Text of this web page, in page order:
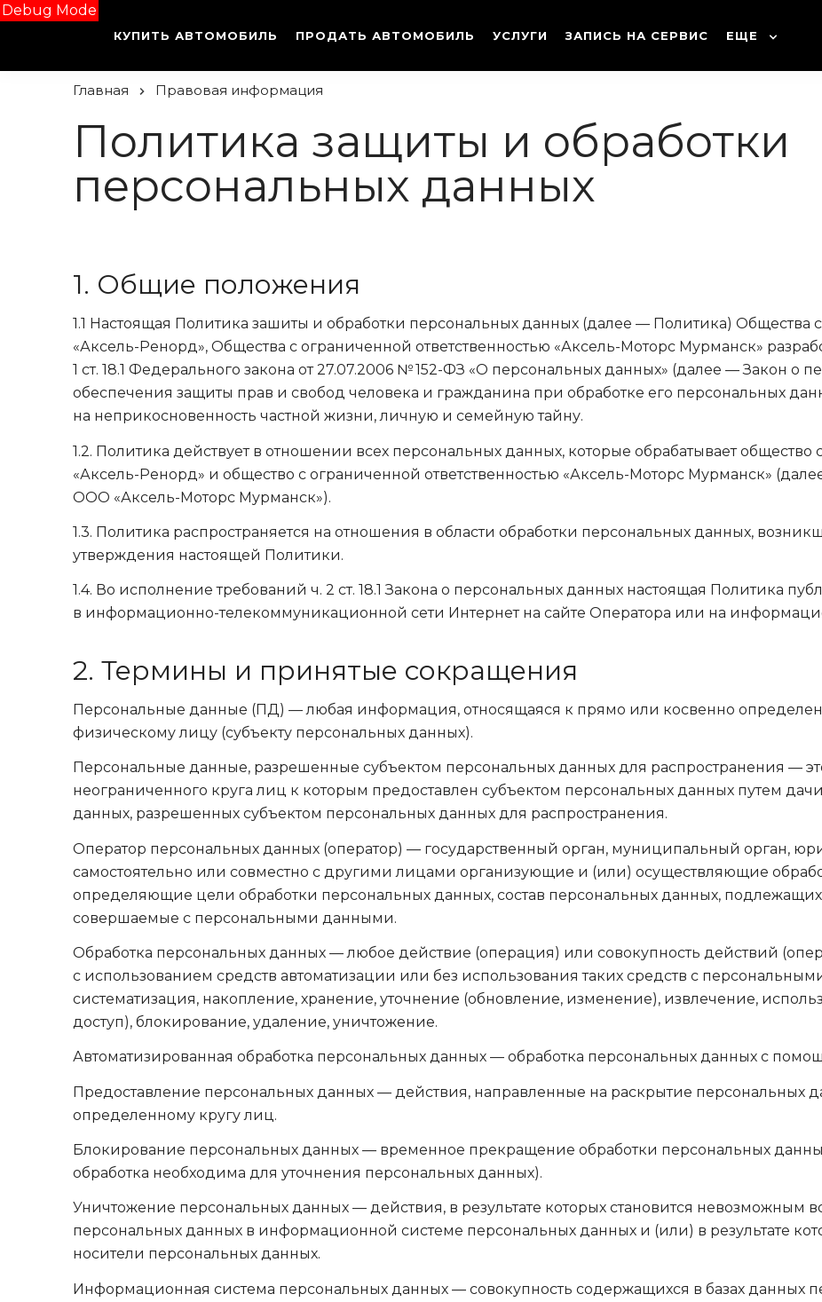
Debug Mode
КУПИТЬ АВТОМОБИЛЬ ПРОДАТЬ АВТОМОБИЛЬ УСЛУГИ ЗАПИСЬ НА СЕРВИС ЕЩЕ
Главная Правовая информация
Политика защиты и обработки
персональных данных
1. Общие положения
1.1 Настоящая Политика зашиты и обработки персональных данных (далее — Политика) Общества
«Аксель-Ренорд», Общества с ограниченной ответственностью «Аксель-Моторс Мурманск»
1 ст. 18.1 Федерального закона от 27.07.2006 № 152-ФЗ «О персональных данных» (далее — Закон о
обеспечения защиты прав и свобод человека и гражданина при обработке его персональных
на неприкосновенность частной жизни, личную и семейную тайну.
1.2. Политика действует в отношении всех персональных данных, которые обрабатывает общество
«Аксель-Ренорд» и общество с ограниченной ответственностью «Аксель-Моторс Мурманск»
ООО «Аксель-Моторс Мурманск»).
1.3. Политика распространяется на отношения в области обработки персональных данных,
утверждения настоящей Политики.
1.4. Во исполнение требований ч. 2 ст. 18.1 Закона о персональных данных настоящая Политика
в информационно-телекоммуникационной сети Интернет на сайте Оператора или на
2. Термины и принятые сокращения
Персональные данные (ПД) — любая информация, относящаяся к прямо или косвенно
физическому лицу (субъекту персональных данных).
Персональные данные, разрешенные субъектом персональных данных для распространения —
неограниченного круга лиц к которым предоставлен субъектом персональных данных путем
данных, разрешенных субъектом персональных данных для распространения.
Оператор персональных данных (оператор) — государственный орган, муниципальный орган,
самостоятельно или совместно с другими лицами организующие и (или) осуществляющие
определяющие цели обработки персональных данных, состав персональных данных,
совершаемые с персональными данными.
Обработка персональных данных — любое действие (операция) или совокупность действий
с использованием средств автоматизации или без использования таких средств с
систематизация, накопление, хранение, уточнение (обновление, изменение), извлечение,
доступ), блокирование, удаление, уничтожение.
Автоматизированная обработка персональных данных — обработка персональных данных с
Предоставление персональных данных — действия, направленные на раскрытие персональных
определенному кругу лиц.
Блокирование персональных данных — временное прекращение обработки персональных
обработка необходима для уточнения персональных данных).
Уничтожение персональных данных — действия, в результате которых становится невозможным
персональных данных в информационной системе персональных данных и (или) в результате
носители персональных данных.
Информационная система персональных данных — совокупность содержащихся в базах данных